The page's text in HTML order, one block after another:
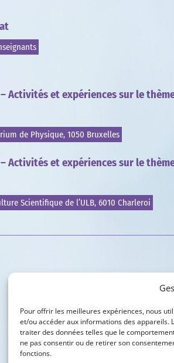
Pour offrir les meilleures expériences, nous
et/ou accéder aux informations des appareils.
traiter des données telles que le
ne pas consentir ou de retirer son
fonctions.
Activités et expériences sur le
de Physique, 1050 Bruxelles
Activités et expériences sur le
Scientifique de l’ULB, 6010 Charleroi